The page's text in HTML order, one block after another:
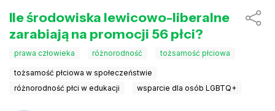
Ile środowiska lewicowo-liberalne
zarabiają na promocji 56 płci?
prawa człowieka różnorodność tożsamość płciowa
tożsamość płciowa w społeczeństwie
różnorodność płci w edukacji
wsparcie dla osób LGBTQ+